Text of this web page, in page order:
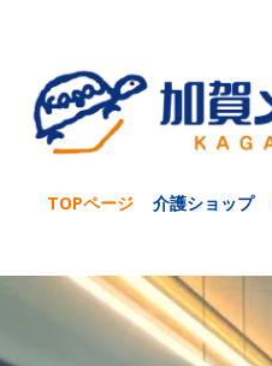
TOPページ 介護ショップ